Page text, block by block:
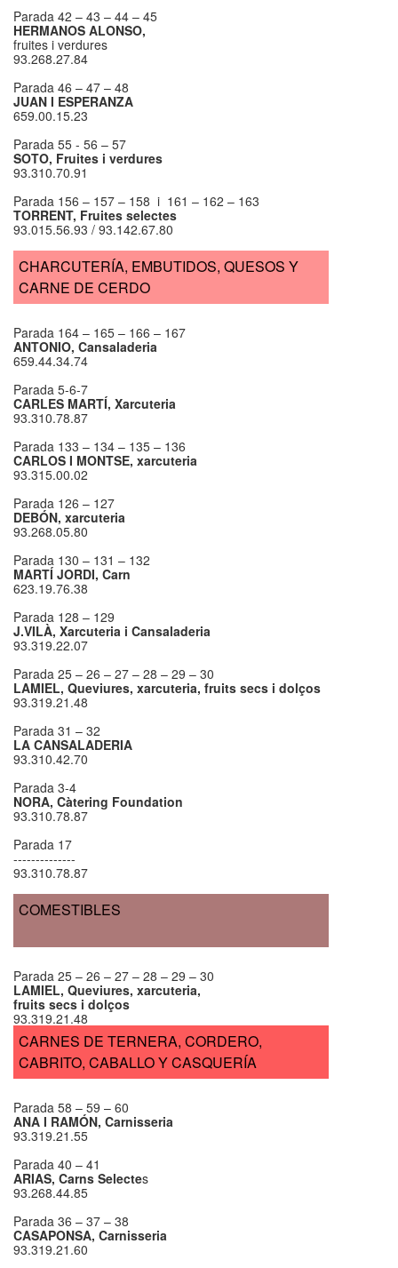
Parada 42 – 43 – 44 – 45
HERMANOS ALONSO,
fruites i verdures
93.268.27.84
Parada 46 – 47 – 48
JUAN I ESPERANZA
659.00.15.23
Parada 55 - 56 – 57
SOTO, Fruites i verdures
93.310.70.91
Parada 156 – 157 – 158 i 161 – 162 – 163
TORRENT, Fruites selectes
93.015.56.93 / 93.142.67.80
CHARCUTERÍA, EMBUTIDOS, QUESOS Y
CARNE DE CERDO
Parada 164 – 165 – 166 – 167
ANTONIO, Cansaladeria
659.44.34.74
Parada 5-6-7
CARLES MARTÍ, Xarcuteria
93.310.78.87
Parada 133 – 134 – 135 – 136
CARLOS I MONTSE, xarcuteria
93.315.00.02
Parada 126 – 127
DEBÓN, xarcuteria
93.268.05.80
Parada 130 – 131 – 132
MARTÍ JORDI, Carn
623.19.76.38
Parada 128 – 129
J.VILÀ, Xarcuteria i Cansaladeria
93.319.22.07
Parada 25 – 26 – 27 – 28 – 29 – 30
LAMIEL, Queviures, xarcuteria, fruits secs i dolços
93.319.21.48
Parada 31 – 32
LA CANSALADERIA
93.310.42.70
Parada 3-4
NORA, Càtering Foundation
93.310.78.87
Parada 17
--------------
93.310.78.87
COMESTIBLES
Parada 25 – 26 – 27 – 28 – 29 – 30
LAMIEL, Queviures, xarcuteria,
fruits secs i dolços
93.319.21.48
CARNES DE TERNERA, CORDERO,
CABRITO, CABALLO Y CASQUERÍA
Parada 58 – 59 – 60
ANA I RAMÓN, Carnisseria
93.319.21.55
Parada 40 – 41
ARIAS, Carns Selectes
93.268.44.85
Parada 36 – 37 – 38
CASAPONSA, Carnisseria
93.319.21.60